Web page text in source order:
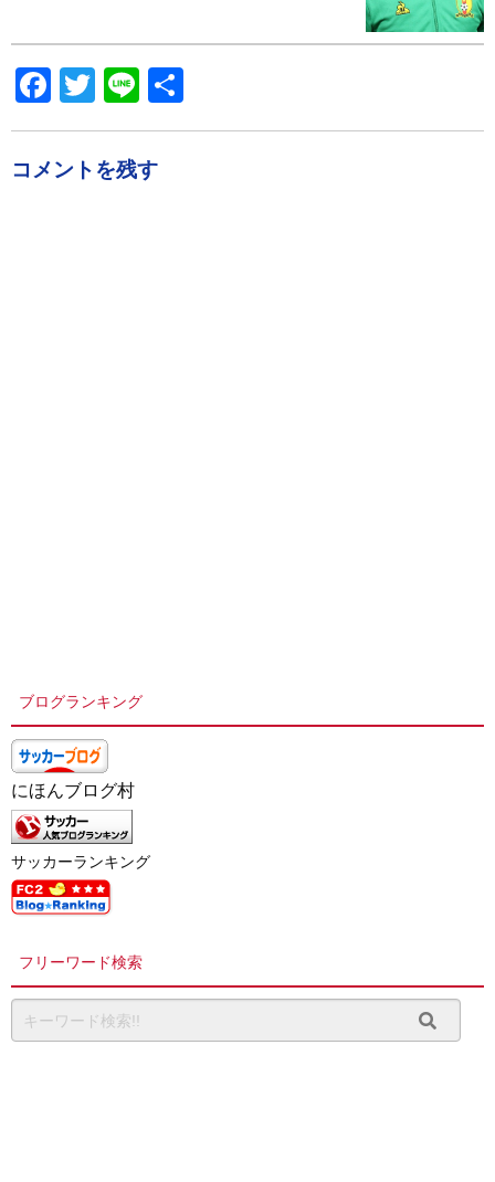
Facebook
Twitter
Line
有
コメントを残す
ブログランキング
にほんブログ村
サッカーランキング
フリーワード検索